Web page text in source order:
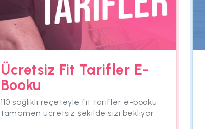
Ücretsiz Fit Tarifler E-
Booku
110 sağlıklı reçeteyle fit tarifler e-booku
tamamen ücretsiz şekilde sizi bekliyor